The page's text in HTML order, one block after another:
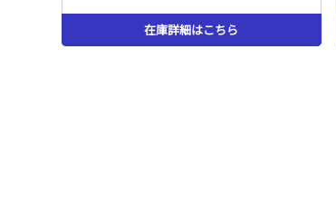
在庫詳細はこちら